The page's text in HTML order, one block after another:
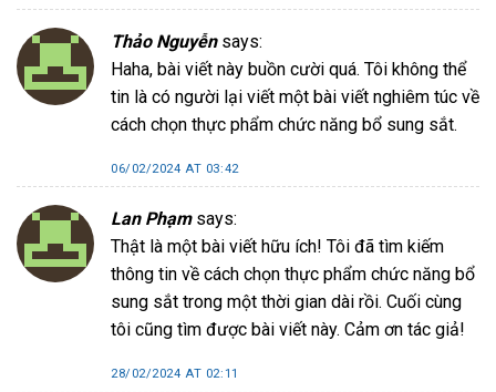
Thảo Nguyễn says:
Haha, bài viết này buồn cười quá. Tôi không thể
tin là có người lại viết một bài viết nghiêm túc về
cách chọn thực phẩm chức năng bổ sung sắt.
06/02/2024 AT 03:42
Lan Phạm says:
Thật là một bài viết hữu ích! Tôi đã tìm kiếm
thông tin về cách chọn thực phẩm chức năng bổ
sung sắt trong một thời gian dài rồi. Cuối cùng
tôi cũng tìm được bài viết này. Cảm ơn tác giả!
28/02/2024 AT 02:11